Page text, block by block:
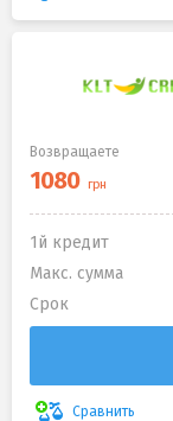
Возвращаете
1й кредит
Макс. сумма
Срок
Сравнить